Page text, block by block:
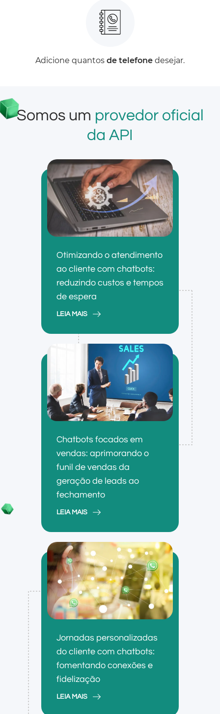
Adicione quantos de telefone desejar.
Somos um provedor oficial
da API
Otimizando o atendimento
ao cliente com chatbots:
reduzindo custos e tempos
de espera
LEIA MAIS
Chatbots focados em
vendas: aprimorando o
funil de vendas da
geração de leads ao
fechamento
LEIA MAIS
Jornadas personalizadas
do cliente com chatbots:
fomentando conexões e
fidelização
LEIA MAIS